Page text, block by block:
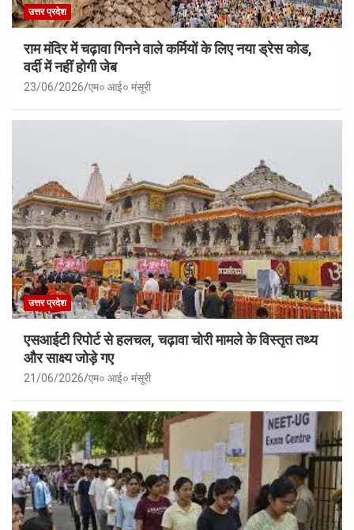
उत्तर प्रदेश
राम मंदिर में चढ़ावा गिनने वाले कर्मियों के लिए नया ड्रेस कोड,
वर्दी में नहीं होगी जेब
23/06/2026 एम० आई० मंसूरी
उत्तर प्रदेश
एसआईटी रिपोर्ट से हलचल, चढ़ावा चोरी मामले के विस्तृत तथ्य
और साक्ष्य जोड़े गए
21/06/2026 एम० आई० मंसूरी